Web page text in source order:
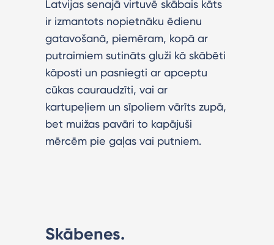
Latvijas senajā virtuvē skābais kāts
ir izmantots nopietnāku ēdienu
gatavošanā, piemēram, kopā ar
putraimiem sutināts gluži kā skābēti
kāposti un pasniegti ar apceptu
cūkas cauraudzīti, vai ar
kartupeļiem un sīpoliem vārīts zupā,
bet muižas pavāri to kapājuši
mērcēm pie gaļas vai putniem.
Skābenes.